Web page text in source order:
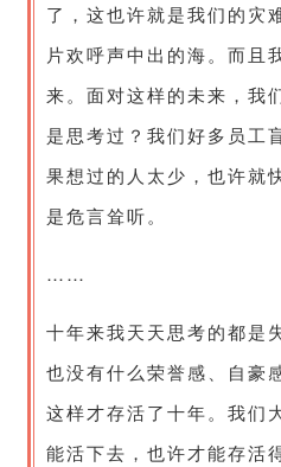
了，这也许就是我们的灾
片欢呼声中出的海。而且
来。面对这样的未来，我
是思考过？我们好多员工
果想过的人太少，也许就
是危言耸听。
……
十年来我天天思考的都是
也没有什么荣誉感、自豪
这样才存活了十年。我们
能活下去，也许才能存活